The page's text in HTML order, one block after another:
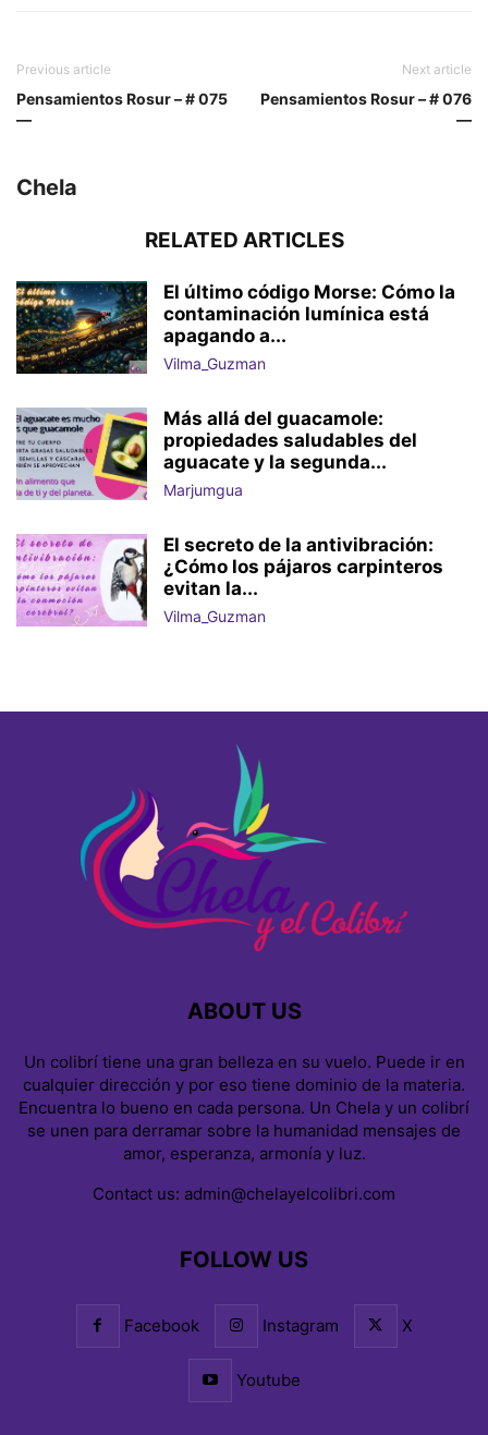
Previous article
Pensamientos Rosur – # 075
—
Next article
Pensamientos Rosur – # 076
—
Chela
RELATED ARTICLES
El último código Morse: Cómo la
contaminación lumínica está
apagando a...
Vilma_Guzman
Más allá del guacamole:
propiedades saludables del
aguacate y la segunda...
Marjumgua
El secreto de la antivibración:
¿Cómo los pájaros carpinteros
evitan la...
Vilma_Guzman
ABOUT US
Un colibrí tiene una gran belleza en su vuelo. Puede ir en
cualquier dirección y por eso tiene dominio de la materia.
Encuentra lo bueno en cada persona. Un Chela y un colibrí
se unen para derramar sobre la humanidad mensajes de
amor, esperanza, armonía y luz.
Contact us: admin@chelayelcolibri.com
FOLLOW US
Facebook Instagram X
Youtube